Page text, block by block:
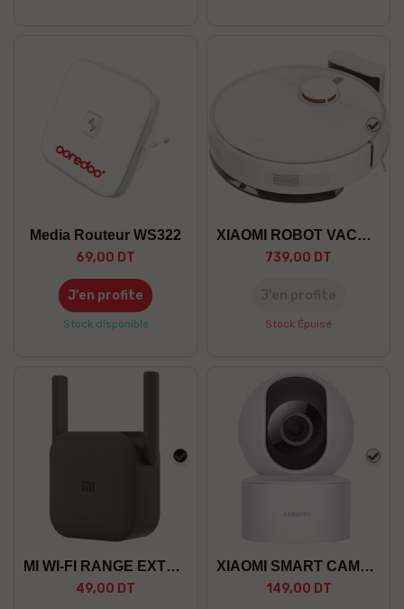
Media Routeur WS322
69,00 DT
J’en profite
Stock disponible
XIAOMI ROBOT VACUUM S40C EU
739,00 DT
Stock Épuisé
MI WI-FI RANGE EXTENDER PRO
49,00 DT
Noir
XIAOMI SMART CAMERA C200
149,00 DT